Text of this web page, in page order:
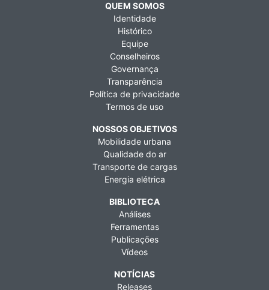
QUEM SOMOS
Identidade
Histórico
Equipe
Conselheiros
Governança
Transparência
Política de privacidade
Termos de uso
NOSSOS OBJETIVOS
Mobilidade urbana
Qualidade do ar
Transporte de cargas
Energia elétrica
BIBLIOTECA
Análises
Ferramentas
Publicações
Vídeos
NOTÍCIAS
Releases